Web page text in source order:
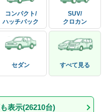
コンパクト/
ハッチバック
SUV/
クロカン
セダン すべて見る
表示(26210台)